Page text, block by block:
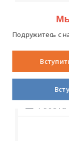
Работа
Подружитесь с